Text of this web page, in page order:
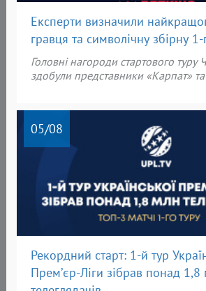
Експерти визначили
гравця та символічну збірну 1-
Головні нагороди стартового туру
здобули представники «Карпат»
05/08
Рекордний старт: 1-й тур
Прем’єр-Ліги зібрав понад 1,8